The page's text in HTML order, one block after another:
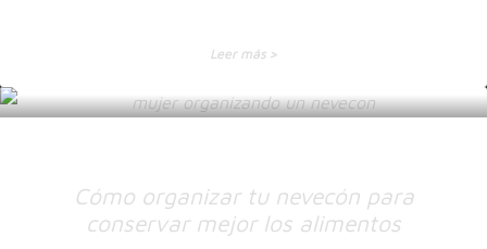
Leer más >
Cómo organizar tu nevecón para
conservar mejor los alimentos